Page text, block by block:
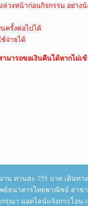
วงหน้าก่อนกิจกรรม อย่าง
ครั้งต่อไปได้
จ่ายได้
มารถขอเงินคืนได้หากไม่เ
น ท่านละ 755 บาท เดินทา
ธนาคารไทยพาณิชย์ สาข
รุณา แอดไลน์แจ้งการโอน